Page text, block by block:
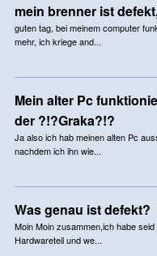
mein brenner ist
guten tag, bei meinem computer
mehr, ich kriege and...
Mein alter Pc
der ?!?Graka?!?
Ja also ich hab meinen alten Pc
nachdem ich ihn wie...
Was genau ist defekt?
Moin Moin zusammen,ich habe
Hardwareteil und we...